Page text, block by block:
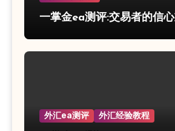
一掌金ea测评:交易者的信
外汇ea测评 外汇经验教程